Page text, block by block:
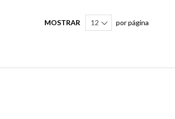
MOSTRAR por página